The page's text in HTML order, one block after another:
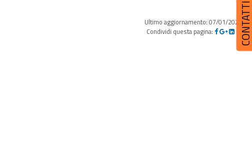
Ultimo aggiornamento: 07/01/2026
Condividi questa pagina: